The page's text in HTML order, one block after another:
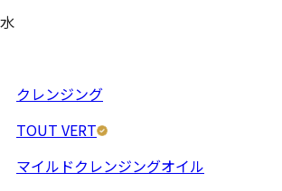
水
クレンジング
TOUT VERT
マイルドクレンジングオイル